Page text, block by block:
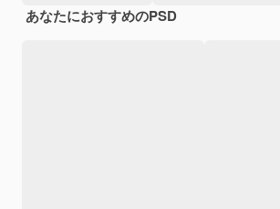
あなたにおすすめのPSD